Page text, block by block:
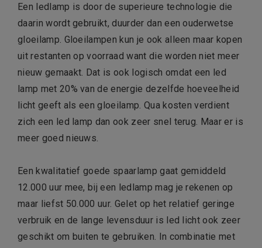
Een ledlamp is door de superieure technologie die
daarin wordt gebruikt, duurder dan een ouderwetse
gloeilamp. Gloeilampen kun je ook alleen maar kopen
uit restanten op voorraad want die worden niet meer
nieuw gemaakt. Dat is ook logisch omdat een led
lamp met 20% van de energie dezelfde hoeveelheid
licht geeft als een gloeilamp. Qua kosten verdient
zich een led lamp dan ook zeer snel terug. Maar er is
meer goed nieuws.
Een kwalitatief goede spaarlamp gaat gemiddeld
12.000 uur mee, bij een ledlamp mag je rekenen op
maar liefst 50.000 uur. Gelet op het relatief geringe
verbruik en de lange levensduur is led licht ook zeer
geschikt om buiten te gebruiken. In combinatie met